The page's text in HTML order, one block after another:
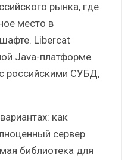
рынка, где
место в
Libercat
Java-платформе
российскими СУБД,
как
сервер
библиотека для